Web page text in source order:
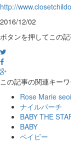
http://
2016/12/02
ボタンを押してこの
この記事の関連キー
Rose Marie
ナイルパーチ
BABY THE
BABY
ベイビー